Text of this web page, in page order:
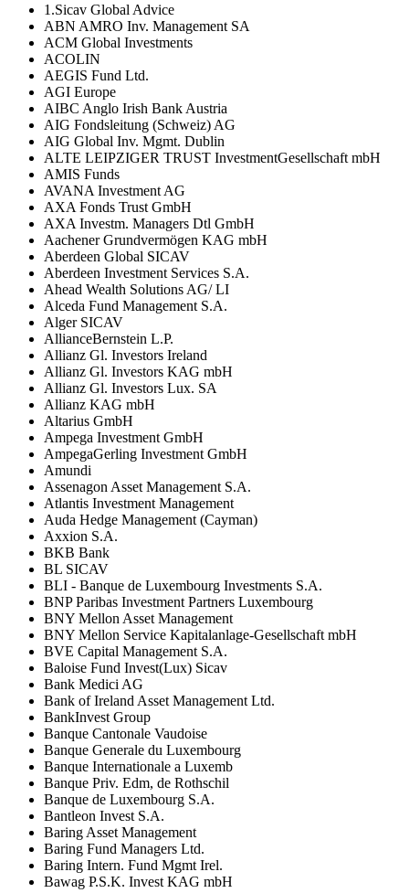
1.Sicav Global Advice
ABN AMRO Inv. Management SA
ACM Global Investments
ACOLIN
AEGIS Fund Ltd.
AGI Europe
AIBC Anglo Irish Bank Austria
AIG Fondsleitung (Schweiz) AG
AIG Global Inv. Mgmt. Dublin
ALTE LEIPZIGER TRUST InvestmentGesellschaft mbH
AMIS Funds
AVANA Investment AG
AXA Fonds Trust GmbH
AXA Investm. Managers Dtl GmbH
Aachener Grundvermögen KAG mbH
Aberdeen Global SICAV
Aberdeen Investment Services S.A.
Ahead Wealth Solutions AG/ LI
Alceda Fund Management S.A.
Alger SICAV
AllianceBernstein L.P.
Allianz Gl. Investors Ireland
Allianz Gl. Investors KAG mbH
Allianz Gl. Investors Lux. SA
Allianz KAG mbH
Altarius GmbH
Ampega Investment GmbH
AmpegaGerling Investment GmbH
Amundi
Assenagon Asset Management S.A.
Atlantis Investment Management
Auda Hedge Management (Cayman)
Axxion S.A.
BKB Bank
BL SICAV
BLI - Banque de Luxembourg Investments S.A.
BNP Paribas Investment Partners Luxembourg
BNY Mellon Asset Management
BNY Mellon Service Kapitalanlage-Gesellschaft mbH
BVE Capital Management S.A.
Baloise Fund Invest(Lux) Sicav
Bank Medici AG
Bank of Ireland Asset Management Ltd.
BankInvest Group
Banque Cantonale Vaudoise
Banque Generale du Luxembourg
Banque Internationale a Luxemb
Banque Priv. Edm, de Rothschil
Banque de Luxembourg S.A.
Bantleon Invest S.A.
Baring Asset Management
Baring Fund Managers Ltd.
Baring Intern. Fund Mgmt Irel.
Bawag P.S.K. Invest KAG mbH